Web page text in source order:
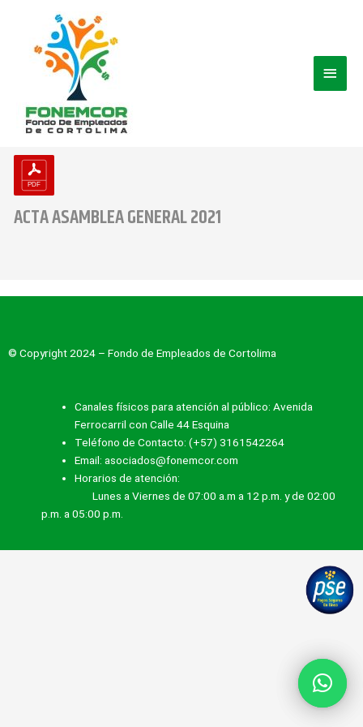
contenido
ACTA ASAMBLEA GENERAL 2021
© Copyright 2024 – Fondo de Empleados de Cortolima
Canales físicos para atención al público: Avenida
Ferrocarril con Calle 44 Esquina
Teléfono de Contacto: (+57) 3161542264
Email: asociados@fonemcor.com
Horarios de atención:
Lunes a Viernes de 07:00 a.m a 12 p.m. y de 02:00
p.m. a 05:00 p.m.